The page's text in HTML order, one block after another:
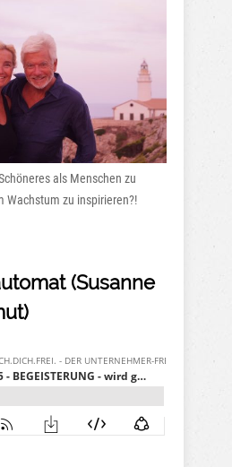
als Menschen zu
Wachstum zu inspirieren?!
(Susanne